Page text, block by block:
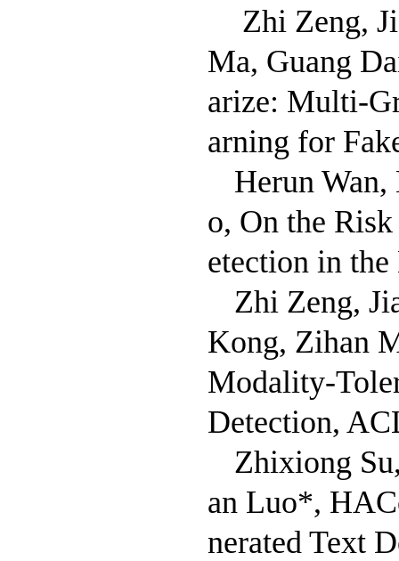
Zhi Zeng,
Ma, Guang
arize: Multi-
arning for
Herun
o, On the
etection in
Zhi Zeng,
Kong, Zihan
Modality-
Detection,
Zhixiong
an Luo*,
nerated Text